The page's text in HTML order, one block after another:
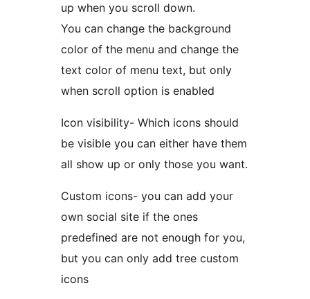
up when you scroll down.
You can change the background
color of the menu and change the
text color of menu text, but only
when scroll option is enabled
Icon visibility- Which icons should
be visible you can either have them
all show up or only those you want.
Custom icons- you can add your
own social site if the ones
predefined are not enough for you,
but you can only add tree custom
icons